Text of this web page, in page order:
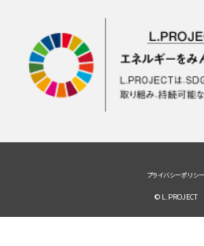
プライバシーポリシー
© L.PROJECT